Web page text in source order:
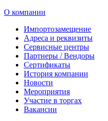
О компании
Импортозамещение
Адреса и реквизиты
Сервисные центры
Партнеры / Вендоры
Сертификаты
История компании
Новости
Мероприятия
Участие в торгах
Вакансии